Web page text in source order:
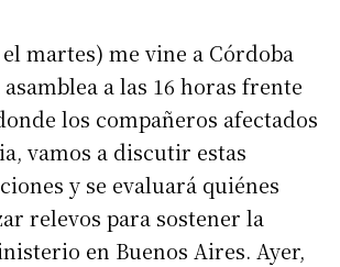
martes) me vine a Córdoba
a las 16 horas frente
los compañeros afectados
vamos a discutir estas
y se evaluará quiénes
relevos para sostener la
en Buenos Aires. Ayer,